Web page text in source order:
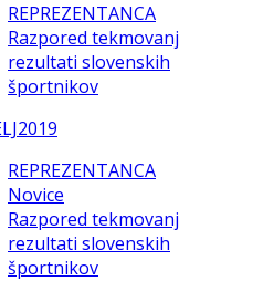
REPREZENTANCA
Razpored tekmovanj
rezultati slovenskih
športnikov
REPREZENTANCA
Novice
Razpored tekmovanj
rezultati slovenskih
športnikov